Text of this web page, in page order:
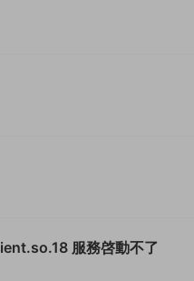
冰雪傳奇啓動服務報錯 mysql5.6 沒有libmysqlclient.so.16 是libmysqlclient.so.18 服務啓動不了